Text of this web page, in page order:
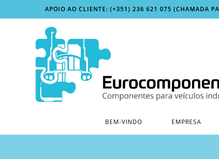
to
APOIO AO CLIENTE: (+351) 236 621 075 (CHAMADA
BEM-VINDO EMPRESA